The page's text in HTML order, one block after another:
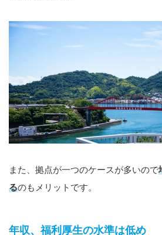
また、拠点が一つのケースが多いので
るのもメリットです。
年収、福利厚生の水準は低め